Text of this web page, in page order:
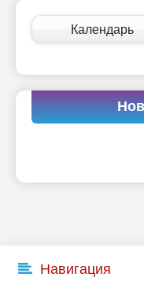
Календарь
Навигация